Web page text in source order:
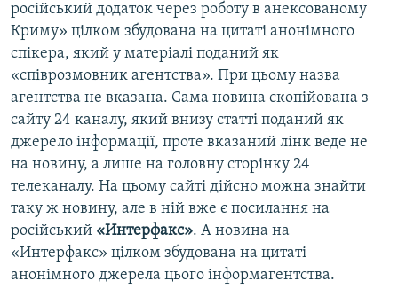
російський додаток через роботу в анексованому
Криму» цілком збудована на цитаті анонімного
спікера, який у матеріалі поданий як
«співрозмовник агентства». При цьому назва
агентства не вказана. Сама новина скопійована з
сайту 24 каналу, який внизу статті поданий як
джерело інформації, проте вказаний лінк веде не
на новину, а лише на головну сторінку 24
телеканалу. На цьому сайті дійсно можна знайти
таку ж новину, але в ній вже є посилання на
російський «Интерфакс». А новина на
«Интерфакс» цілком збудована на цитаті
анонімного джерела цього інформагентства.